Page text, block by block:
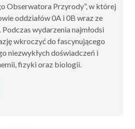
Obserwatora Przyrody”, w której
oddziałów 0A i 0B wraz ze
wydarzenia najmłodsi
wkroczyć do fascynującego
niezwykłych doświadczeń i
fizyki oraz biologii.